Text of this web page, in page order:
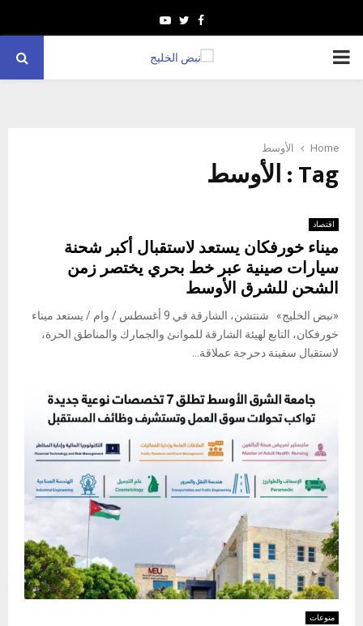
Facebook
Twitter
Youtube
PRIMARY
Home الأوسط
Tag : الأوسط
اقتصاد
ميناء خورفكان يستعد لاستقبال أكبر شحنة
سيارات صينية عبر خط بحري يختصر زمن
الشحن للشرق الأوسط
«نبض الخليج» شنتشن، الشارقة في 9 أغسطس / وام / يستعد ميناء
خورفكان، التابع لهيئة الشارقة للموانئ والجمارك والمناطق الحرة،
لاستقبال سفينة دحرجة عملاقة...
منوعات